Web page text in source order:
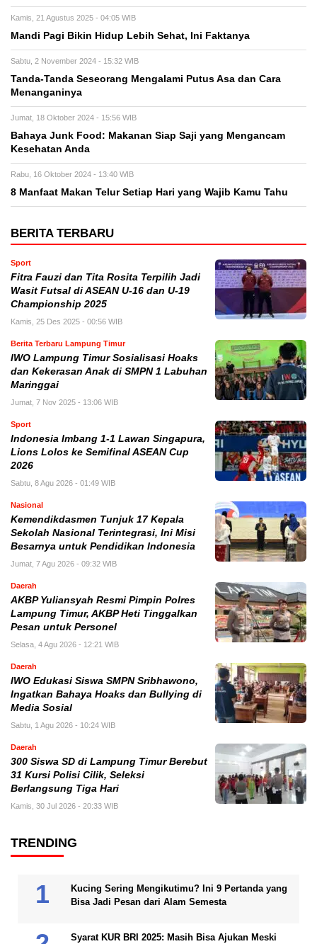
Kamis, 21 Agustus 2025 - 04:05 WIB
Mandi Pagi Bikin Hidup Lebih Sehat, Ini Faktanya
Sabtu, 2 November 2024 - 15:32 WIB
Tanda-Tanda Seseorang Mengalami Putus Asa dan Cara
Menanganinya
Jumat, 18 Oktober 2024 - 15:56 WIB
Bahaya Junk Food: Makanan Siap Saji yang Mengancam
Kesehatan Anda
Rabu, 16 Oktober 2024 - 13:40 WIB
8 Manfaat Makan Telur Setiap Hari yang Wajib Kamu Tahu
BERITA TERBARU
Sport
Fitra Fauzi dan Tita Rosita Terpilih Jadi
Wasit Futsal di ASEAN U-16 dan U-19
Championship 2025
Kamis, 25 Des 2025 - 00:56 WIB
Berita Terbaru Lampung Timur
IWO Lampung Timur Sosialisasi Hoaks
dan Kekerasan Anak di SMPN 1 Labuhan
Maringgai
Jumat, 7 Nov 2025 - 13:06 WIB
Sport
Indonesia Imbang 1-1 Lawan Singapura,
Lions Lolos ke Semifinal ASEAN Cup
2026
Sabtu, 8 Agu 2026 - 01:49 WIB
Nasional
Kemendikdasmen Tunjuk 17 Kepala
Sekolah Nasional Terintegrasi, Ini Misi
Besarnya untuk Pendidikan Indonesia
Jumat, 7 Agu 2026 - 09:32 WIB
Daerah
AKBP Yuliansyah Resmi Pimpin Polres
Lampung Timur, AKBP Heti Tinggalkan
Pesan untuk Personel
Selasa, 4 Agu 2026 - 12:21 WIB
Daerah
IWO Edukasi Siswa SMPN Sribhawono,
Ingatkan Bahaya Hoaks dan Bullying di
Media Sosial
Sabtu, 1 Agu 2026 - 10:24 WIB
Daerah
300 Siswa SD di Lampung Timur Berebut
31 Kursi Polisi Cilik, Seleksi
Berlangsung Tiga Hari
Kamis, 30 Jul 2026 - 20:33 WIB
TRENDING
Kucing Sering Mengikutimu? Ini 9 Pertanda yang
Bisa Jadi Pesan dari Alam Semesta
Syarat KUR BRI 2025: Masih Bisa Ajukan Meski